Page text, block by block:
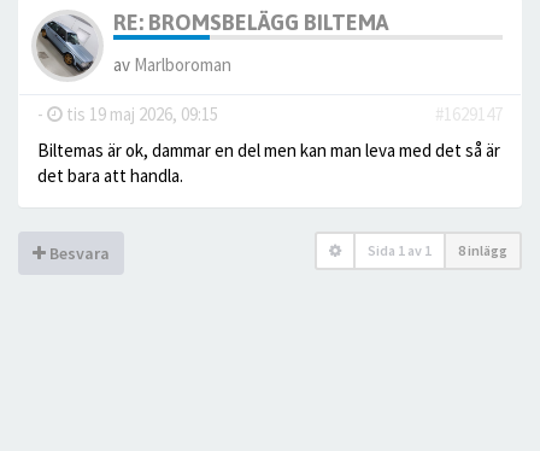
RE: BROMSBELÄGG BILTEMA
av Marlboroman
- tis 19 maj 2026, 09:15
#1629147
Biltemas är ok, dammar en del men kan man leva med det så är
det bara att handla.
Besvara Sida 1 av 1 8 inlägg